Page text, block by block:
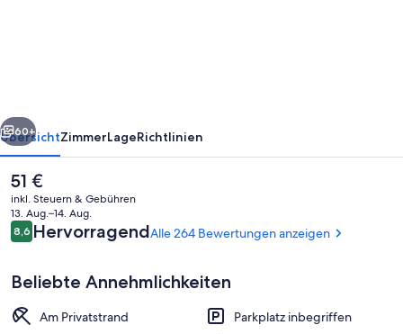
Elite-Zimmer, Mehrere Betten,
Weiter
60+
ÜbersichtZimmerLageRichtlinien
Der
aktuelle
Preis
beträgt
51 €.
51 €
inkl. Steuern & Gebühren
13. Aug.–14. Aug.
Bewertungen
8,68,6 von 10.
HervorragendAlle 264 Bewertungen anzeigen
Beliebte Annehmlichkeiten
Am Privatstrand
Parkplatz inbegriffen